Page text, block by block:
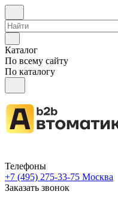
Каталог
По всему сайту
По каталогу
Телефоны
+7 (495) 275-33-75 Москва
Заказать звонок